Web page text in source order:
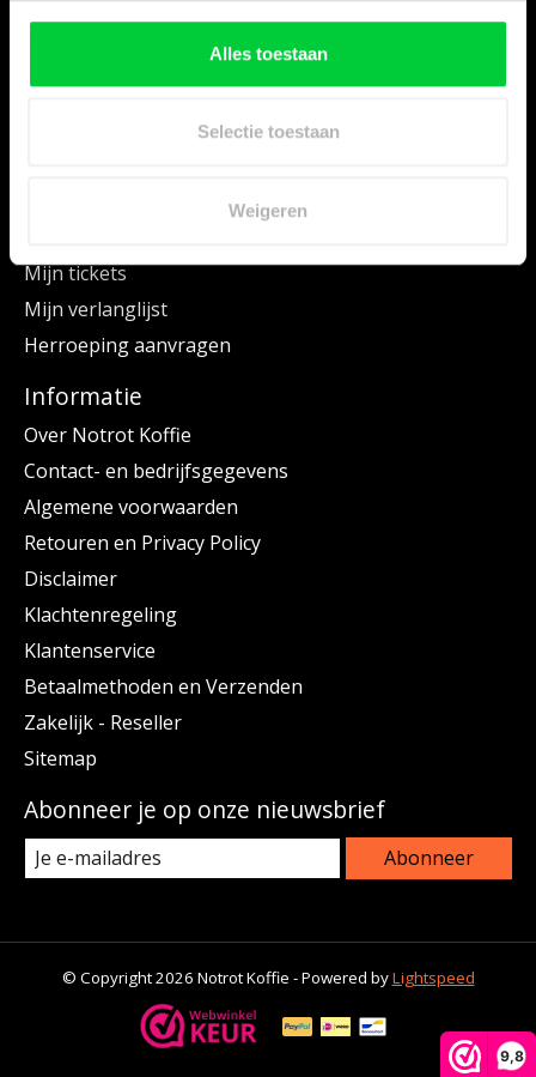
Alles toestaan
Selectie toestaan
Weigeren
9,8
Mijn tickets
Mijn verlanglijst
Herroeping aanvragen
Informatie
Over Notrot Koffie
Contact- en bedrijfsgegevens
Algemene voorwaarden
Retouren en Privacy Policy
Disclaimer
Klachtenregeling
Klantenservice
Betaalmethoden en Verzenden
Zakelijk - Reseller
Sitemap
Abonneer je op onze nieuwsbrief
Abonneer
© Copyright 2026 Notrot Koffie - Powered byLightspeed